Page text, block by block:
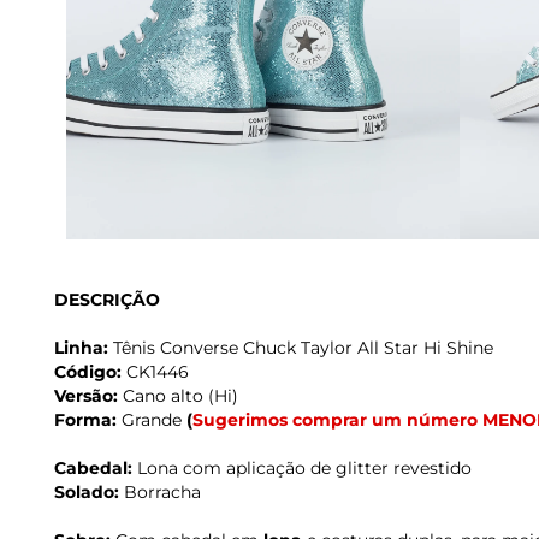
DESCRIÇÃO
Linha: Tênis Converse Chuck Taylor All Star Hi Shine
Código: CK1446
Versão: Cano alto (Hi)
Forma: Grande (Sugerimos comprar um número
Cabedal: Lona com aplicação de glitter revestido
Solado: Borracha